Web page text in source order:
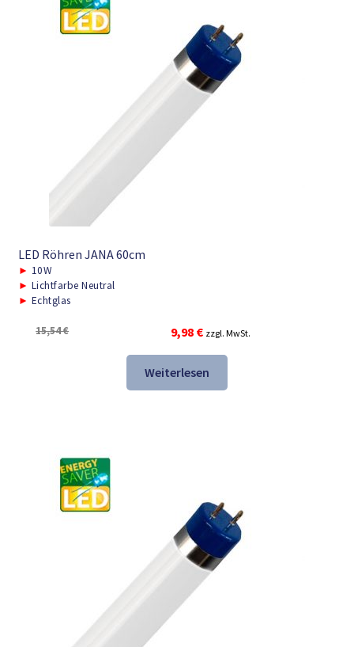
LED Röhren JANA 60cm
► 10W
► Lichtfarbe Neutral
► Echtglas
15,54€
Ursprünglicher
Preis
war:
15,54 €
9,98 €Aktueller
Preis
ist:
9,98 €.
zzgl. MwSt.
Weiterlesen